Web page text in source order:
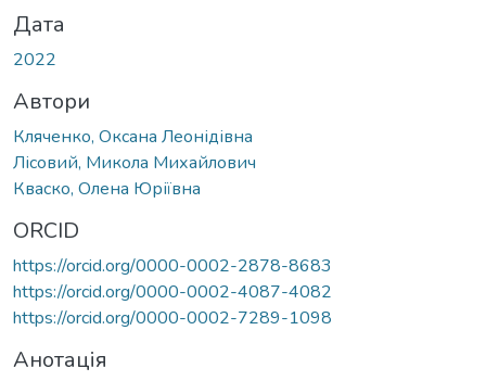
Дата
2022
Автори
Кляченко, Оксана Леонідівна
Лісовий, Микола Михайлович
Кваско, Олена Юріївна
ORCID
https://orcid.org/0000-0002-2878-8683
https://orcid.org/0000-0002-4087-4082
https://orcid.org/0000-0002-7289-1098
Анотація